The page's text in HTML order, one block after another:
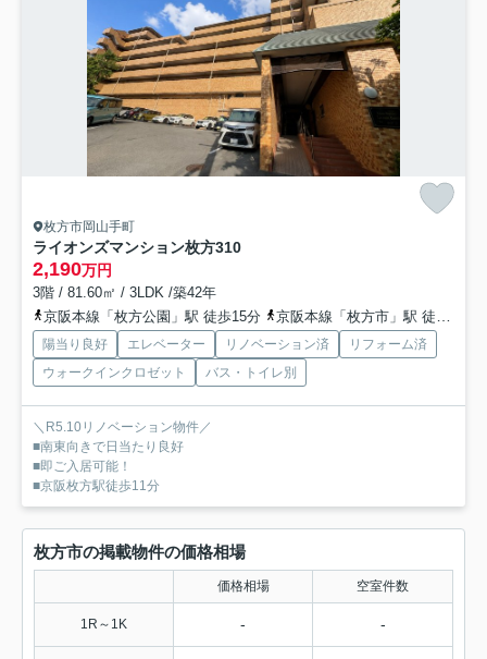
枚方市岡山手町
ライオンズマンション枚方310
2,190万円
3階 / 81.60㎡ / 3LDK /築42年
京阪本線「枚方公園」駅 徒歩15分
京阪本線「枚方市」駅 徒歩12分
陽当り良好 エレベーター リノベーション済
リフォーム済
ウォークインクロゼット
バス・トイレ別
＼R5.10リノベーション物件／
■南東向きで日当たり良好
■即ご入居可能！
■京阪枚方駅徒歩11分
枚方市の掲載物件の価格相場
価格相場 空室件数
1R～1K - -